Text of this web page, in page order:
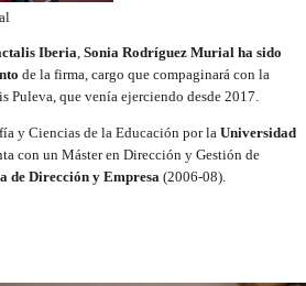
Iberia, Sonia Rodríguez Murial ha sido
de la firma, cargo que compaginará con la
Puleva, que venía ejerciendo desde 2017.
y Ciencias de la Educación por la Universidad
con un Máster en Dirección y Gestión de
de Dirección y Empresa (2006-08).